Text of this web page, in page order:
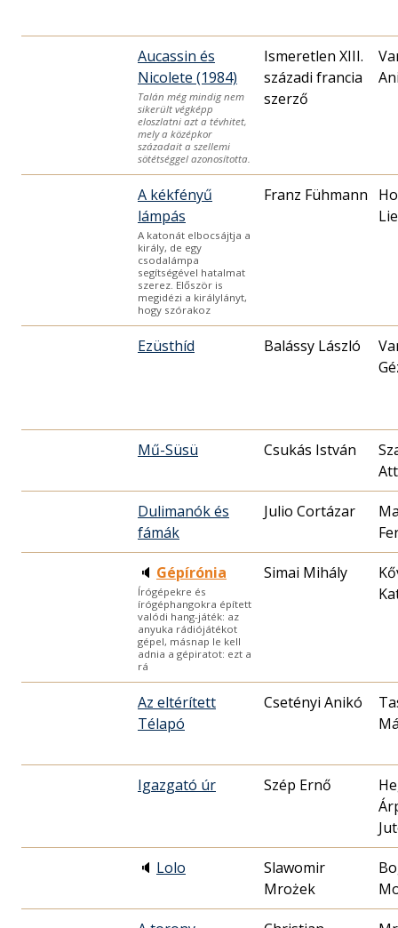
Aucassin és
Nicolete (1984)
Talán még mindig nem
sikerült végképp
eloszlatni azt a tévhitet,
mely a középkor
századait a szellemi
sötétséggel azonosította.
Ismeretlen XIII.
századi francia
szerző
A kékfényű
lámpás
A katonát elbocsájtja a
király, de egy
csodalámpa
segítségével hatalmat
szerez. Először is
megidézi a királylányt,
hogy szórakoz
Franz Fühmann
Ezüsthíd Balássy László
Mű-Süsü Csukás István
Dulimanók és
fámák
Julio Cortázar
🔈 Gépírónia
Írógépekre és
írógéphangokra épített
valódi hang-játék: az
anyuka rádiójátékot
gépel, másnap le kell
adnia a gépiratot: ezt a
rá
Simai Mihály
Az eltérített
Télapó
Csetényi Anikó
Igazgató úr Szép Ernő
🔈 Lolo
Slawomir
Mrożek